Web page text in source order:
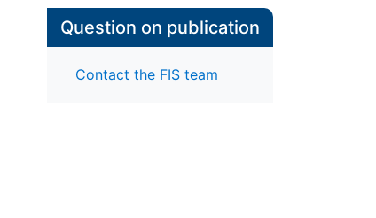
Question on publication
Contact the FIS team